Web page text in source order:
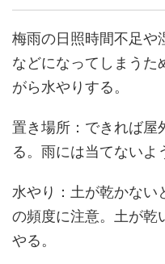
梅雨の日照時間不足や
などになってしまうた
がら水やりする。
置き場所：できれば屋
る。雨には当てないよ
水やり：土が乾かない
の頻度に注意。土が乾
やる。